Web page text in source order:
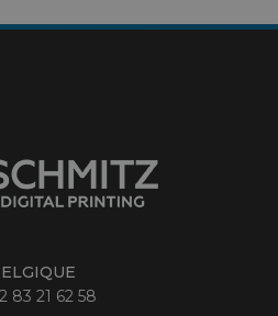
83 21 62 58